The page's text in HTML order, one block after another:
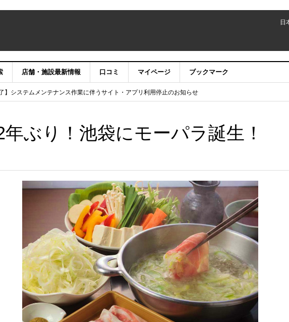
店舗・施設最新情報 口コミ マイページ ブックマーク
】システムメンテナンス作業に伴うサイト・アプリ利用停止のお知らせ
：9月5日（火）22時】ココシル：アカウントサービス移行のお知らせ
シルアプリ無料配信中！
ぶり！池袋にモーパラ誕生！